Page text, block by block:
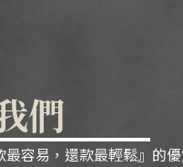
們
容易，還款最輕鬆』的優